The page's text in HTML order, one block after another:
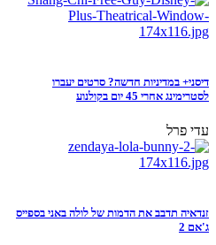
דיסני+ במדיניות חדשה? סרטים יעברו
לסטרימינג אחרי 45 יום בקולנוע
עדי פרל
זנדאיה תדבב את הדמות של לולה באני בספייס
ג'אם 2